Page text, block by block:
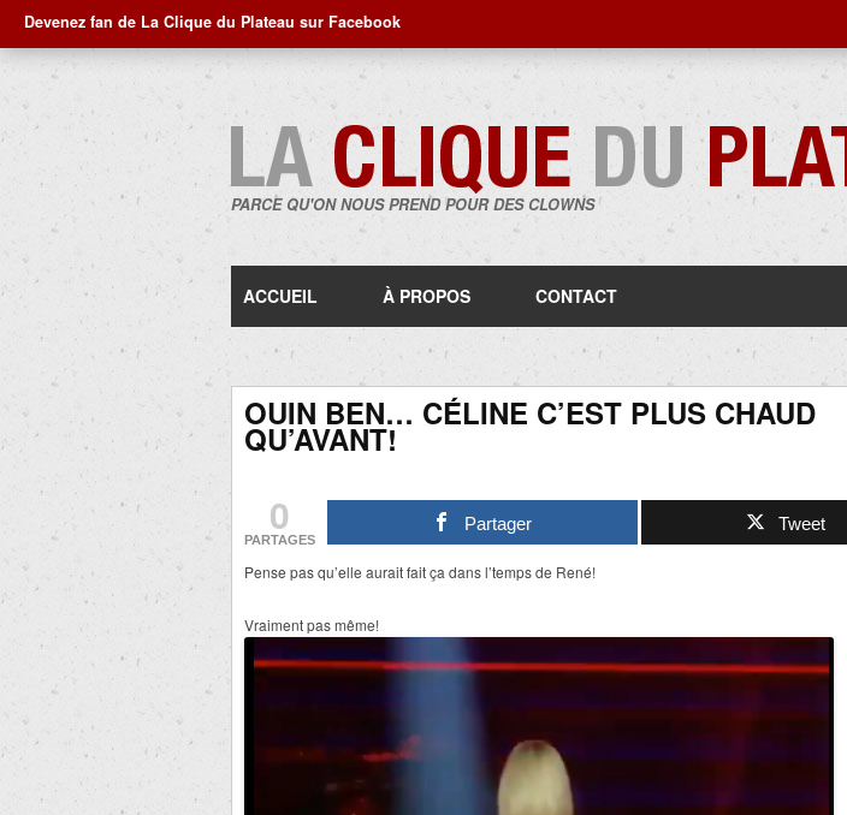
Devenez fan de La Clique du Plateau sur Facebook
PARCE QU'ON NOUS PREND POUR DES CLOWNS
au
ACCUEIL À PROPOS CONTACT
OUIN BEN… CÉLINE C’EST PLUS CHAUD
QU’AVANT!
0
PARTAGES
Partager Tweet
Pense pas qu’elle aurait fait ça dans l’temps de René!
Vraiment pas même!